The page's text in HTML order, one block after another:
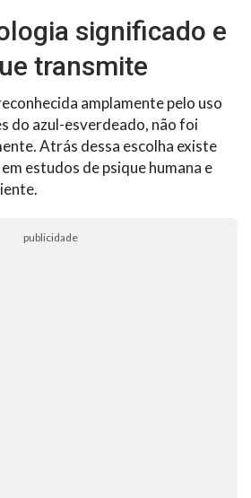
significado e
transmite
amplamente pelo uso
do azul-esverdeado, não foi
Atrás dessa escolha existe
estudos de psique humana e
publicidade